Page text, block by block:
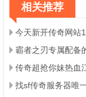
相关推荐
今天新开传奇网站
霸者之刃专属配备
传奇超抢你妹热血
找sf传奇服务器唯